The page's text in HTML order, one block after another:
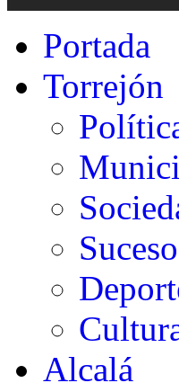
Portada
Torrejón
Alcalá